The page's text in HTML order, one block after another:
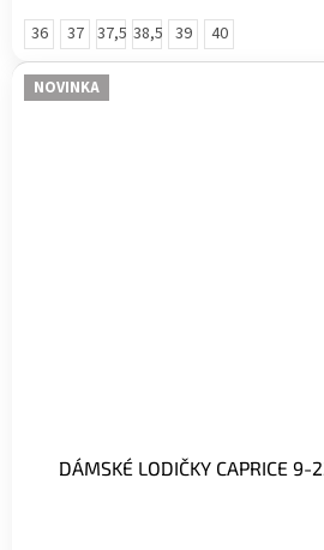
36 37 37,5 38,5 39 40
NOVINKA
DÁMSKÉ LODIČKY CAPRICE